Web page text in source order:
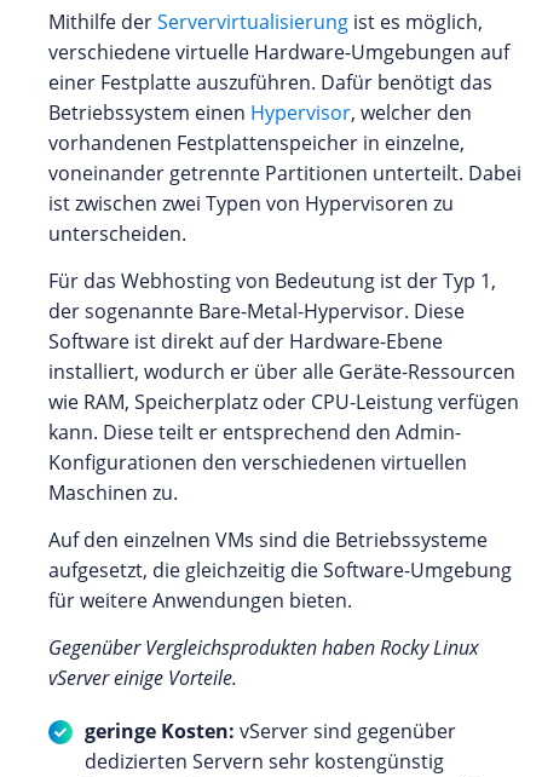
Mithilfe derServervirtualisierung ist es möglich,
verschiedene virtuelle Hardware-Umgebungen auf
einer Festplatte auszuführen. Dafür benötigt das
Betriebssystem einen Hypervisor, welcher den
vorhandenen Festplattenspeicher in einzelne,
voneinander getrennte Partitionen unterteilt. Dabei
ist zwischen zwei Typen von Hypervisoren zu
unterscheiden.
Für das Webhosting von Bedeutung ist der Typ 1,
der sogenannte Bare-Metal-Hypervisor. Diese
Software ist direkt auf der Hardware-Ebene
installiert, wodurch er über alle Geräte-Ressourcen
wie RAM, Speicherplatz oder CPU-Leistung verfügen
kann. Diese teilt er entsprechend den Admin-
Konfigurationen den verschiedenen virtuellen
Maschinen zu.
Auf den einzelnen VMs sind die Betriebssysteme
aufgesetzt, die gleichzeitig die Software-Umgebung
für weitere Anwendungen bieten.
Gegenüber Vergleichsprodukten haben Rocky Linux
vServer einige Vorteile.
geringe Kosten: vServer sind gegenüber
dedizierten Servern sehr kostengünstig